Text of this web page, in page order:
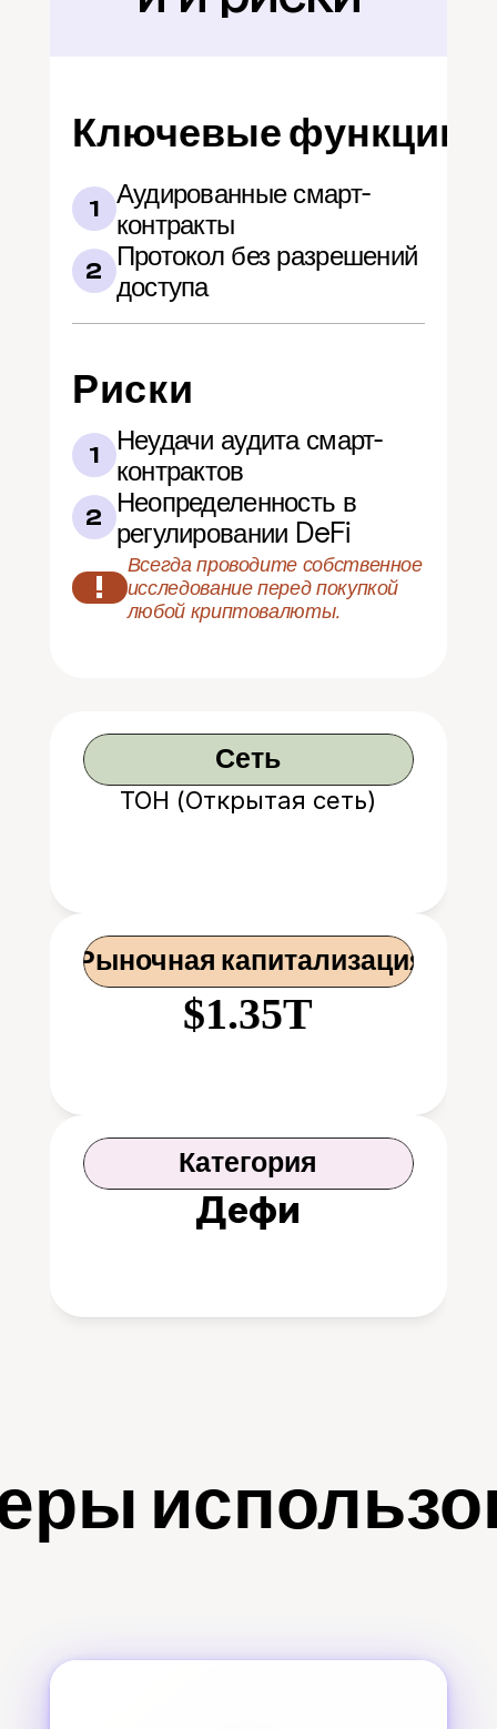
Ключевые функции
1
Аудированные смарт-
контракты
2
Протокол без разрешений
доступа
Риски
1
Неудачи аудита смарт-
контрактов
2
Неопределенность в
регулировании DeFi
!
Всегда проводите собственное
исследование перед покупкой
любой криптовалюты.
Сеть
ТОН (Открытая сеть)
Рыночная капитализация
$1.35T
Категория
Дефи